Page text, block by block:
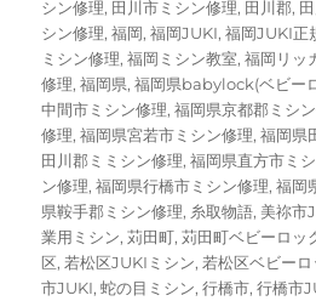
シン修理, 田川市ミシン修理, 田川郡,
シン修理,福岡,福岡JUKI,福岡JUKI正
ミシン修理,福岡ミシン教室,福岡リッ
修理,福岡県,福岡県babylock(ベビー
中間市ミシン修理,福岡県京都郡ミシ
修理,福岡県宮若市ミシン修理,福岡県
田川郡ミミシン修理,福岡県直方市ミ
ン修理,福岡県行橋市ミシン修理,福岡
県鞍手郡ミシン修理, 糸取物語, 美祢市
業用ミシン,苅田町,苅田町ベビーロッ
区, 若松区JUKIミシン, 若松区ベビーロ
市JUKI,蛇の目ミシン,行橋市,行橋市